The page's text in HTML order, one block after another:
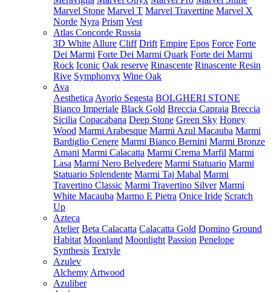
Marvel Stone Marvel T Marvel Travertine Marvel X
Norde Nyra Prism Vest
Atlas Concorde Russia
3D White Allure Cliff Drift Empire Epos Force Forte
Dei Marmi Forte Dei Marmi Quark Forte dei Marmi
Rock Iconic Oak reserve Rinascente Rinascente Resin
Rive Symphonyx Wine Oak
Ava
Aesthetica Avorio Segesta BOLGHERI STONE
Bianco Imperiale Black Gold Breccia Capraia Breccia
Sicilia Copacabana Deep Stone Green Sky Honey
Wood Marmi Arabesque Marmi Azul Macauba Marmi
Bardiglio Cenere Marmi Bianco Bernini Marmi Bronze
Amani Marmi Calacatta Marmi Crema Marfil Marmi
Lasa Marmi Nero Belvedere Marmi Statuario Marmi
Statuario Splendente Marmi Taj Mahal Marmi
Travertino Classic Marmi Travertino Silver Marmi
White Macauba Marmo E Pietra Onice Iride Scratch
Up
Azteca
Atelier Beta Calacatta Calacatta Gold Domino Ground
Habitat Moonland Moonlight Passion Penelope
Synthesis Textyle
Azulev
Alchemy Artwood
Azuliber